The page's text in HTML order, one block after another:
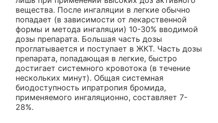
вещества. После ингаляции в легкие обычно
попадает (в зависимости от лекарственной
формы и метода ингаляции) 10-30% вводимой
дозы препарата. Большая часть дозы
проглатывается и поступает в ЖКТ. Часть дозы
препарата, попадающая в легкие, быстро
достигает системного кровотока (в течение
нескольких минут). Общая системная
биодоступность ипратропия бромида,
применяемого ингаляционно, составляет 7-
28%.